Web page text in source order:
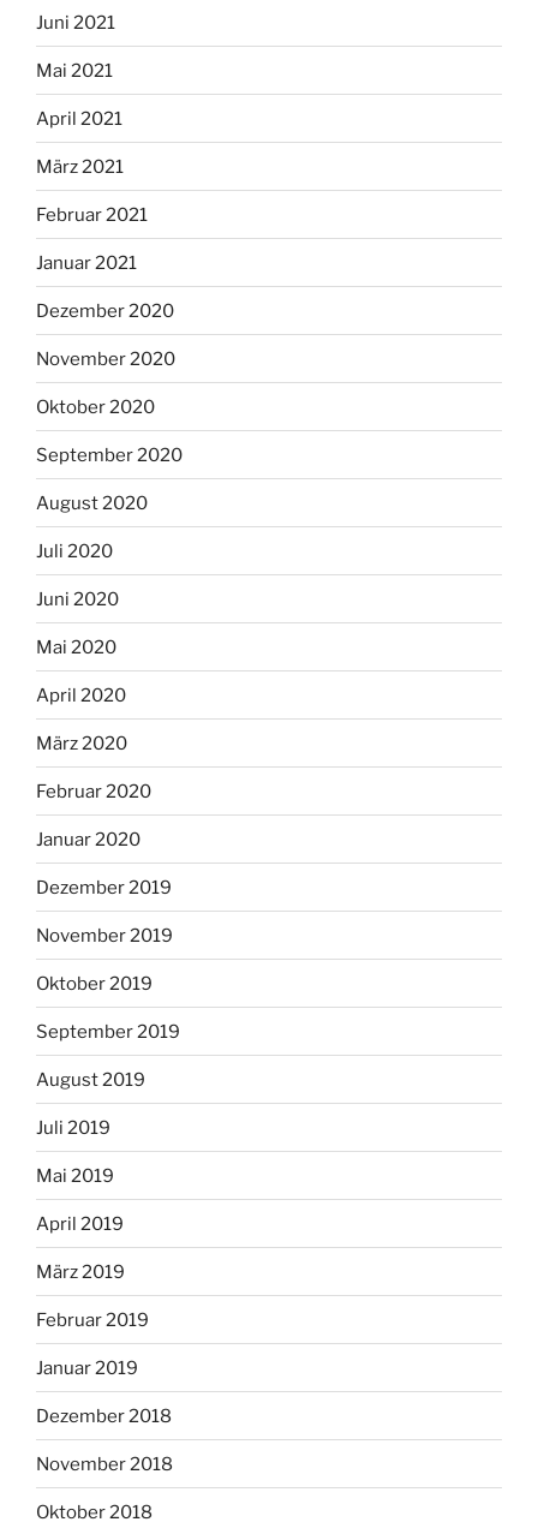
Juni 2021
Mai 2021
April 2021
März 2021
Februar 2021
Januar 2021
Dezember 2020
November 2020
Oktober 2020
September 2020
August 2020
Juli 2020
Juni 2020
Mai 2020
April 2020
März 2020
Februar 2020
Januar 2020
Dezember 2019
November 2019
Oktober 2019
September 2019
August 2019
Juli 2019
Mai 2019
April 2019
März 2019
Februar 2019
Januar 2019
Dezember 2018
November 2018
Oktober 2018